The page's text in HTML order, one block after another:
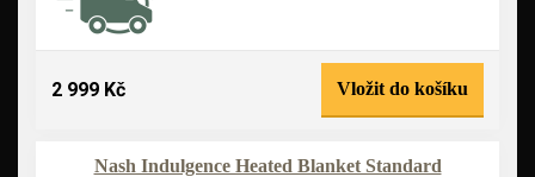
2 999 Kč Vložit do košíku
Nash Indulgence Heated Blanket Standard